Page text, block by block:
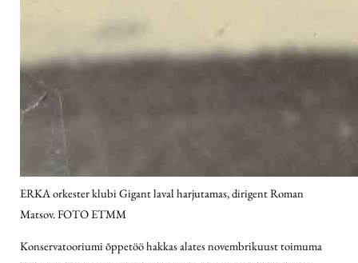
ERKA orkester klubi Gigant laval harjutamas, dirigent Roman
Matsov. FOTO ETMM
Konservatooriumi õppetöö hakkas alates novembrikuust toimuma